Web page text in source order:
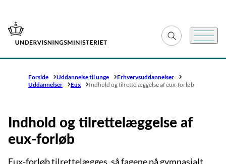
Gå til forsiden Fold søgefelt ud
Menu
Forside Uddannelse til unge
Erhvervsuddannelser
Uddannelser
Eux Indhold og tilrettelæggelse af eux-forløb
Indhold og tilrettelæggelse af
eux-forløb
Eux-forløb tilrettelægges, så fagene på gymnasialt